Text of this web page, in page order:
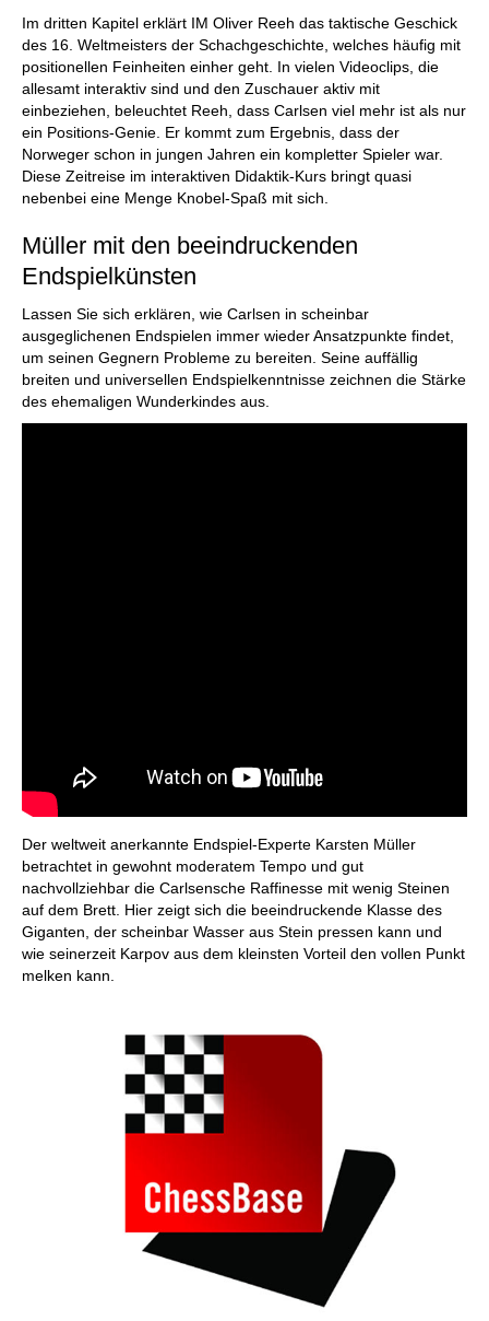
Im dritten Kapitel erklärt IM Oliver Reeh das taktische Geschick
des 16. Weltmeisters der Schachgeschichte, welches häufig mit
positionellen Feinheiten einher geht. In vielen Videoclips, die
allesamt interaktiv sind und den Zuschauer aktiv mit
einbeziehen, beleuchtet Reeh, dass Carlsen viel mehr ist als nur
ein Positions-Genie. Er kommt zum Ergebnis, dass der
Norweger schon in jungen Jahren ein kompletter Spieler war.
Diese Zeitreise im interaktiven Didaktik-Kurs bringt quasi
nebenbei eine Menge Knobel-Spaß mit sich.
Müller mit den beeindruckenden
Endspielkünsten
Lassen Sie sich erklären, wie Carlsen in scheinbar
ausgeglichenen Endspielen immer wieder Ansatzpunkte findet,
um seinen Gegnern Probleme zu bereiten. Seine auffällig
breiten und universellen Endspielkenntnisse zeichnen die Stärke
des ehemaligen Wunderkindes aus.
Der weltweit anerkannte Endspiel-Experte Karsten Müller
betrachtet in gewohnt moderatem Tempo und gut
nachvollziehbar die Carlsensche Raffinesse mit wenig Steinen
auf dem Brett. Hier zeigt sich die beeindruckende Klasse des
Giganten, der scheinbar Wasser aus Stein pressen kann und
wie seinerzeit Karpov aus dem kleinsten Vorteil den vollen Punkt
melken kann.